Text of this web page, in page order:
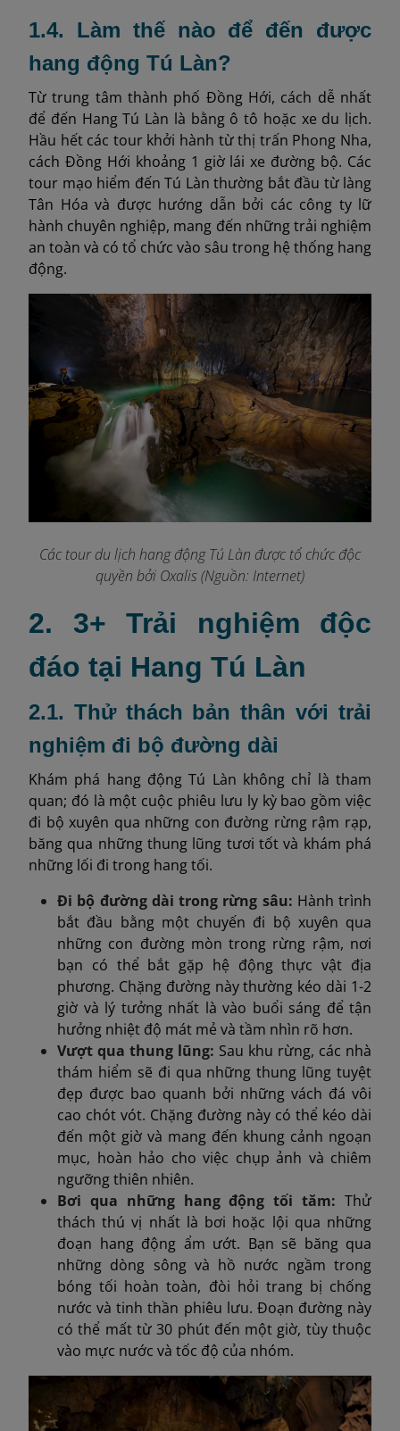
1.4. Làm thế nào để đến được
hang động Tú Làn?
Từ trung tâm thành phố Đồng Hới, cách dễ nhất
để đến Hang Tú Làn là bằng ô tô hoặc xe du lịch.
Hầu hết các tour khởi hành từ thị trấn Phong Nha,
cách Đồng Hới khoảng 1 giờ lái xe đường bộ. Các
tour mạo hiểm đến Tú Làn thường bắt đầu từ làng
Tân Hóa và được hướng dẫn bởi các công ty lữ
hành chuyên nghiệp, mang đến những trải nghiệm
an toàn và có tổ chức vào sâu trong hệ thống hang
động.
Các tour du lịch hang động Tú Làn được tổ chức độc
quyền bởi Oxalis (Nguồn: Internet)
2. 3+ Trải nghiệm độc
đáo tại Hang Tú Làn
2.1. Thử thách bản thân với trải
nghiệm đi bộ đường dài
Khám phá hang động Tú Làn không chỉ là tham
quan; đó là một cuộc phiêu lưu ly kỳ bao gồm việc
đi bộ xuyên qua những con đường rừng rậm rạp,
băng qua những thung lũng tươi tốt và khám phá
những lối đi trong hang tối.
Đi bộ đường dài trong rừng sâu: Hành trình
bắt đầu bằng một chuyến đi bộ xuyên qua
những con đường mòn trong rừng rậm, nơi
bạn có thể bắt gặp hệ động thực vật địa
phương. Chặng đường này thường kéo dài 1-2
giờ và lý tưởng nhất là vào buổi sáng để tận
hưởng nhiệt độ mát mẻ và tầm nhìn rõ hơn.
Vượt qua thung lũng: Sau khu rừng, các nhà
thám hiểm sẽ đi qua những thung lũng tuyệt
đẹp được bao quanh bởi những vách đá vôi
cao chót vót. Chặng đường này có thể kéo dài
đến một giờ và mang đến khung cảnh ngoạn
mục, hoàn hảo cho việc chụp ảnh và chiêm
ngưỡng thiên nhiên.
Bơi qua những hang động tối tăm: Thử
thách thú vị nhất là bơi hoặc lội qua những
đoạn hang động ẩm ướt. Bạn sẽ băng qua
những dòng sông và hồ nước ngầm trong
bóng tối hoàn toàn, đòi hỏi trang bị chống
nước và tinh thần phiêu lưu. Đoạn đường này
có thể mất từ 30 phút đến một giờ, tùy thuộc
vào mực nước và tốc độ của nhóm.